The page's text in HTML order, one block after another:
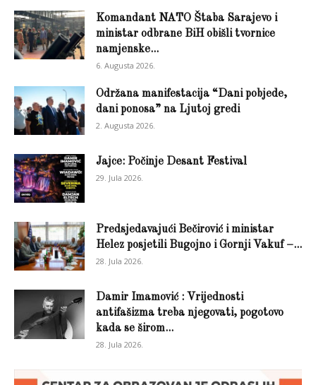
Komandant NATO Štaba Sarajevo i
ministar odbrane BiH obišli tvornice
namjenske...
6. Augusta 2026.
Održana manifestacija “Dani pobjede,
dani ponosa” na Ljutoj gredi
2. Augusta 2026.
Jajce: Počinje Desant Festival
29. Jula 2026.
Predsjedavajući Bečirović i ministar
Helez posjetili Bugojno i Gornji Vakuf –...
28. Jula 2026.
Damir Imamović : Vrijednosti
antifašizma treba njegovati, pogotovo
kada se širom...
28. Jula 2026.